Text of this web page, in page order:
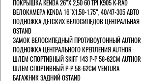
ПОКРЫШКА KENDA 26"Х 2,50 60 TPI K905 K-RAD
ВЕЛОКАМЕРА KENDA 16"Х1.50-1.75", 40/47-305 АВТО
ПОДНОЖКА ДЕТСКИХ ВЕЛОСИПЕДОВ ЦЕНТРАЛЬНАЯ
OSTAND
ЗАМОК ВЕЛОСИПЕДНЫЙ ПРОТИВОУГОННЫЙ AUTHOR
ПОДНОЖКА ЦЕНТРАЛЬНОГО КРЕПЛЕНИЯ AUTHOR
ШЛЕМ СПОРТИВНЫЙ SKIFF 143 Р-Р 58-62СМ AUTHOR
ШЛЕМ СПОРТИВНЫЙ Р-Р 58-62СМ VENTURA
БАГАЖНИК ЗАДНИЙ OSTAND